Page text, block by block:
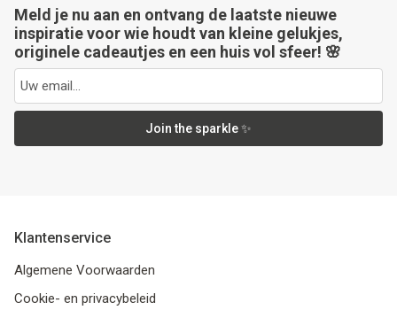
Meld je nu aan en ontvang de laatste nieuwe
inspiratie voor wie houdt van kleine gelukjes,
originele cadeautjes en een huis vol sfeer! 🌸
Join the sparkle ✨
Klantenservice
Algemene Voorwaarden
Cookie- en privacybeleid